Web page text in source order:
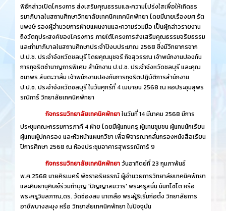
พิธีกล่าวเปิดโครงการ ส่งเสริมคุณธรรมและความโปร่งใสเพื่อให้เกิดธร
รมาภิบาลในสถานศึกษาวิทยาลัยเทคนิคเทคนิคพัทยา โดยมีนายเรืองยศ รัต
นพงษ์ รองผู้อำนวยการฝ่ายแผนงานและความร่วมมือ เป็นผู้กล่าวรายงาน
ถึงวัตถุประสงค์ของโครงการ ภายใต้โครงการส่งเสริมคุณธรรมจริยธรรม
และทำมาภิบาลในสถานศึกษาประจำปีงบประมาณ 2568 ซึ่งมีวิทยากรจาก
ป.ป.ช. ประจำจังหวัดชลบุรี โดยคุณนุชจรี กิจสุวรรณ เจ้าพนักงานปองกัน
การทุจริตชำนาญการพิเศษ สำนักงาน ป.ป.ช. ประจำจังหวัดชลบุรี และคุณ
ชนาพร สันตะวาลิ้ม เจ้าพนักงานปองกันการทุจริตปฏิบัติการสำนักงาน
ป.ป.ช. ประจำจังหวัดชลบุรี ในวันศุกร์ที่ 4 เมษายน 2568 ณ หอประชุมสุพร
รณิการ์ วิทยาลัยเทคนิคพัทยา
กิจกรรมวิทยาลัยเทคนิคพัทยาในวันที่ 14 มีนาคม 2568 มีการ
ประชุมคณะกรรมการภาคี 4 ฝ่าย โดยมีผู้แทนครู ผู้แทนชุมชน ผู้แทนนักเรียน
ผู้แทนผู้ปกครอง และหัวหน้าแผนกวิชา เพื่อพิจารณากลั่นกรองหนังสือเรียน
ปีการศึกษา 2568 ณ ห้องประชุมอาคารสุพรรณิการ์ 9
กิจกรรมวิทยาลัยเทคนิคพัทยาวันอาทิตย์ที่ 23 กุมภาพันธ์
พ.ศ.2568 นายศิรเมศร์ พัชราอริยธรณ์ ผู้อำนวยการวิทยาลัยเทคนิคพัทยา
และศิษยานุศิษย์ร่วมทำบุญ 'ปัญญาสมวาร' พระครูสนั่น นันทโชโต หรือ
พระครูวิมลภาณ,ดร. วัดช่องลม นาเกลือ พระผู้ริเริ่มก่อตั้ง วิทยาลัยการ
อาชีพบางละมุง หรือ วิทยาลัยเทคนิคพัทยา ในปัจจุบัน